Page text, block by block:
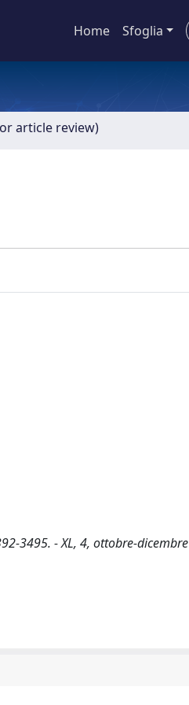
Home Sfoglia
article review)
3495. - XL, 4, ottobre-dicembre